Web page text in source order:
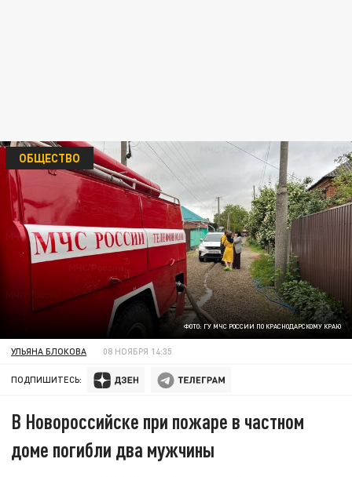
ФОТО: ГУ МЧС РОССИИ ПО КРАСНОДАРСКОМУ КРАЮ
ОБЩЕСТВО
УЛЬЯНА БЛОКОВА 08 НОЯБРЯ 14:35
ПОДПИШИТЕСЬ:
В Новороссийске при пожаре в частном
доме погибли два мужчины